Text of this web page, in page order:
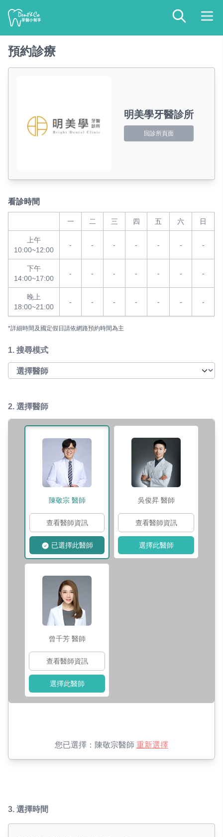
預約診療
明美學牙醫診所
回診所頁面
看診時間
一 二 三 四 五 六 日
上午
10:00~12:00
- - - - - - -
下午
14:00~17:00
- - - - - - -
晚上
18:00~21:00
- - - - - - -
*詳細時間及國定假日請依網路預約時間為主
1. 搜尋模式
2. 選擇醫師
陳敬宗 醫師
查看醫師資訊
已選擇此醫師
曾千芳 醫師
查看醫師資訊
選擇此醫師
吳俊昇 醫師
查看醫師資訊
選擇此醫師
您已選擇： 陳敬宗醫師 重新選擇
3. 選擇時間